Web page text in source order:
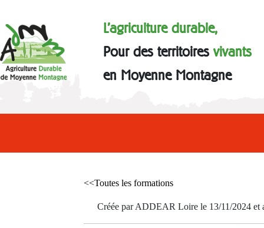
L'agriculture durable,
Pour des territoiresvivants
en Moyenne Montagne
<<Toutes les formations
Créée par ADDEAR Loire le 13/11/2024 et